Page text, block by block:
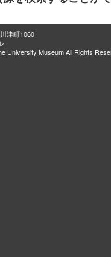
津町1060
University Museum All Rights